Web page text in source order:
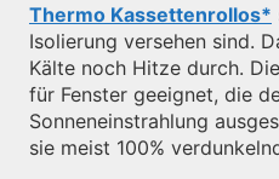
Thermo Kassettenrollos
Isolierung versehen sind.
Kälte noch Hitze durch.
für Fenster geeignet, die
Sonneneinstrahlung
sie meist 100%